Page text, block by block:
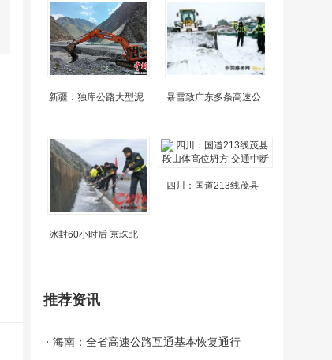
新疆：独库公路大型泥 暴雪致广东多条高速公
冰封60小时后 京珠北
四川：国道213线茂县
推荐资讯
海南：全省高速公路互通基本恢复通行